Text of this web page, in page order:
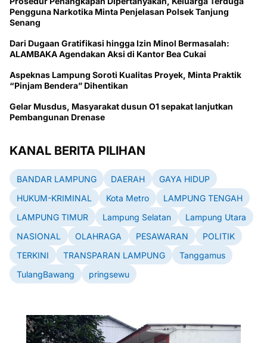
Pengguna Narkotika Minta Penjelasan Polsek Tanjung
Senang
Dari Dugaan Gratifikasi hingga Izin Minol Bermasalah:
ALAMBAKA Agendakan Aksi di Kantor Bea Cukai
Aspeknas Lampung Soroti Kualitas Proyek, Minta Praktik
“Pinjam Bendera” Dihentikan
Gelar Musdus, Masyarakat dusun O1 sepakat lanjutkan
Pembangunan Drenase
KANAL BERITA PILIHAN
BANDAR LAMPUNG DAERAH
GAYA HIDUP
HUKUM-KRIMINAL
Kota Metro
LAMPUNG TENGAH
LAMPUNG TIMUR
Lampung Selatan
Lampung Utara
NASIONAL
OLAHRAGA PESAWARAN
POLITIK
TERKINI
TRANSPARAN LAMPUNG
Tanggamus
TulangBawang
pringsewu